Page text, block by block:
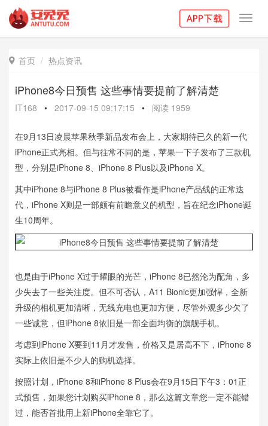
 首页 热点资讯
iPhone8今日预售 这些事情要提前了解清楚
IT168 • 2017-09-15 09:17:15 • 阅读 1959
在9月13日凌晨苹果秋季新品发布会上，大家期待已久的新一代
iPhone正式亮相。但与往常不同的是，苹果一下子发布了三款机
型，分别是iPhone 8、iPhone 8 Plus以及iPhone X。
其中iPhone 8与iPhone 8 Plus被看作是iPhone产品线的正常迭
代，iPhone X则是一部颇有前瞻意义的机型，旨在纪念iPhone诞
生10周年。
也是由于iPhone X过于耀眼的光芒，iPhone 8已然沦为配角，多
少失去了一些关注度。但不可否认，A11 Bionic更加强悍，全新
升级的相机更加清晰，无线充电也更加方便，尽管外观多少欠了
一些诚意，但iPhone 8依旧是一部全面均衡的旗舰手机。
考虑到iPhone X要到11月才发售，价格又是居高不下，iPhone 8
实际上依旧是不少人的购机选择。
按照计划，iPhone 8和iPhone 8 Plus会在9月15日下午3：01正
式预售，如果您计划购买iPhone 8，那么这篇文章您一定不能错
过，能否首批用上新iPhone全靠它了。